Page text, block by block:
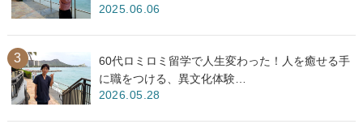
2025.06.06
60代ロミロミ留学で人生変わった！人を癒せる手
に職をつける、異文化体験…
2026.05.28